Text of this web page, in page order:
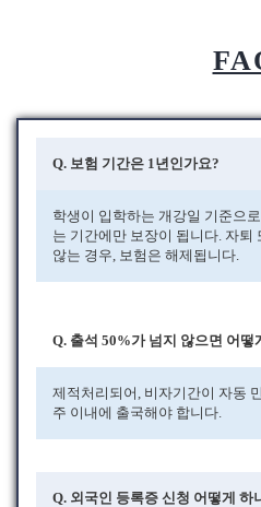
Q. 보험 기간은 1년인가요?
학생이 입학하는 개강일 기준으
는 기간에만 보장이 됩니다. 자퇴
않는 경우, 보험은 해제됩니다.
Q. 출석 50%가 넘지 않으면 어떻
제적처리되어, 비자기간이 자동
주 이내에 출국해야 합니다.
Q. 외국인 등록증 신청 어떻게 하